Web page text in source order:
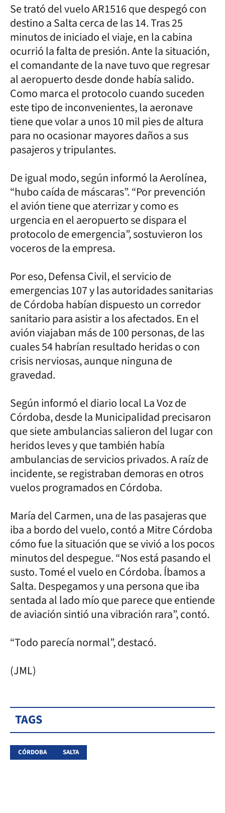
Se trató del vuelo AR1516 que despegó con
destino a Salta cerca de las 14. Tras 25
minutos de iniciado el viaje, en la cabina
ocurrió la falta de presión. Ante la situación,
el comandante de la nave tuvo que regresar
al aeropuerto desde donde había salido.
Como marca el protocolo cuando suceden
este tipo de inconvenientes, la aeronave
tiene que volar a unos 10 mil pies de altura
para no ocasionar mayores daños a sus
pasajeros y tripulantes.
De igual modo, según informó la Aerolínea,
“hubo caída de máscaras”. “Por prevención
el avión tiene que aterrizar y como es
urgencia en el aeropuerto se dispara el
protocolo de emergencia”, sostuvieron los
voceros de la empresa.
Por eso, Defensa Civil, el servicio de
emergencias 107 y las autoridades sanitarias
de Córdoba habían dispuesto un corredor
sanitario para asistir a los afectados. En el
avión viajaban más de 100 personas, de las
cuales 54 habrían resultado heridas o con
crisis nerviosas, aunque ninguna de
gravedad.
Según informó el diario local La Voz de
Córdoba, desde la Municipalidad precisaron
que siete ambulancias salieron del lugar con
heridos leves y que también había
ambulancias de servicios privados. A raíz de
incidente, se registraban demoras en otros
vuelos programados en Córdoba.
María del Carmen, una de las pasajeras que
iba a bordo del vuelo, contó a Mitre Córdoba
cómo fue la situación que se vivió a los pocos
minutos del despegue. “Nos está pasando el
susto. Tomé el vuelo en Córdoba. Íbamos a
Salta. Despegamos y una persona que iba
sentada al lado mío que parece que entiende
de aviación sintió una vibración rara”, contó.
“Todo parecía normal”, destacó.
(JML)
TAGS
CÓRDOBA SALTA